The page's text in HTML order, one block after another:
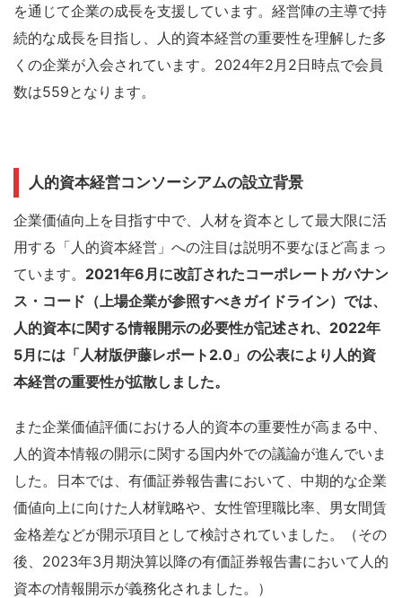
を通じて企業の成長を支援しています。経営陣の主導で持
続的な成長を目指し、人的資本経営の重要性を理解した多
くの企業が入会されています。2024年2月2日時点で会員
数は559となります。
人的資本経営コンソーシアムの設立背景
企業価値向上を目指す中で、人材を資本として最大限に活
用する「人的資本経営」への注目は説明不要なほど高まっ
ています。 2021年6月に改訂されたコーポレートガバナン
ス・コード（上場企業が参照すべきガイドライン）では、
人的資本に関する情報開示の必要性が記述され、2022年
5月には「人材版伊藤レポート2.0」の公表により人的資
本経営の重要性が拡散しました。
また企業価値評価における人的資本の重要性が高まる中、
人的資本情報の開示に関する国内外での議論が進んでいま
した。日本では、有価証券報告書において、中期的な企業
価値向上に向けた人材戦略や、女性管理職比率、男女間賃
金格差などが開示項目として検討されていました。（その
後、2023年3月期決算以降の有価証券報告書において人的
資本の情報開示が義務化されました。）